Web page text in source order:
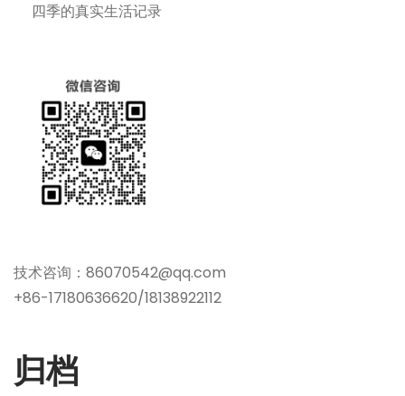
四季的真实生活记录
技术咨询：86070542@qq.com
+86-17180636620/18138922112
归档